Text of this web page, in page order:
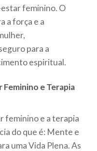
feminino. O
a força e a
para a
espiritual.
e Terapia
feminino e a terapia
do que é: Mente e
uma Vida Plena. As